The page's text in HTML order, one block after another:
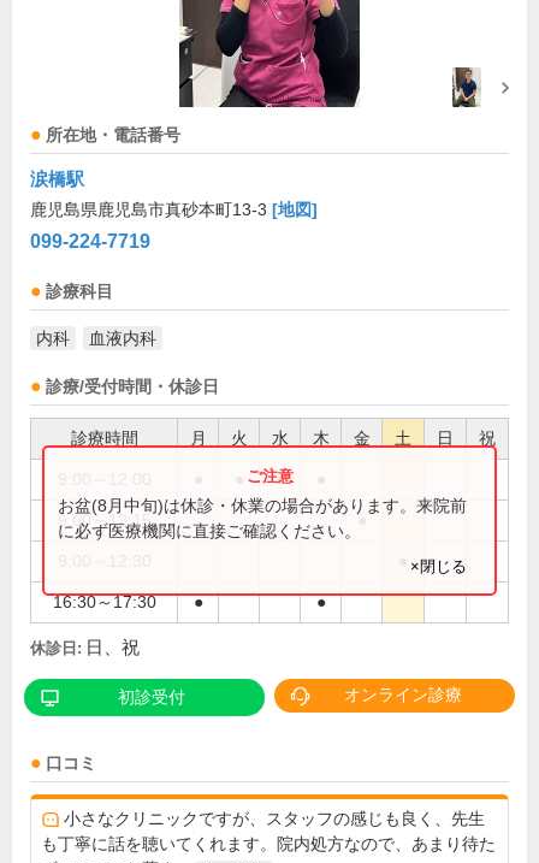
所在地・電話番号
涙橋駅
鹿児島県鹿児島市真砂本町13-3 [地図]
099-224-7719
診療科目
内科 血液内科
診療/受付時間・休診日
診療時間 月 火 水 木 金 土 日 祝
●
9:00～12:15 ●
16:30～17:30 ● ●
お盆(8月中旬)は休診・休業の場合があります。来院前
に必ず医療機関に直接ご確認ください。
×閉じる
休診日: 日、祝
初診受付 オンライン診療
口コミ
小さなクリニックですが、スタッフの感じも良く、先生
も丁寧に話を聴いてくれます。院内処方なので、あまり待た